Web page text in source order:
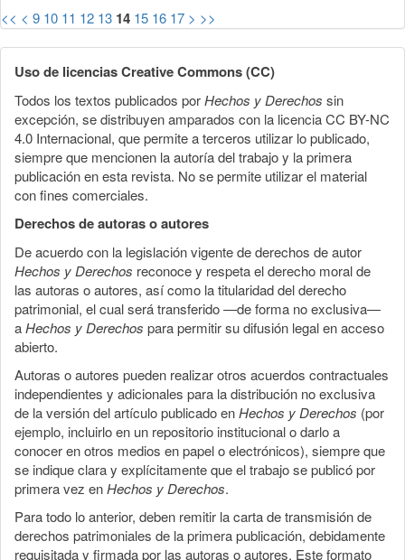
<< < 9 10 11 12 13 14 15 16 17 > >>
Uso de licencias Creative Commons (CC)
Todos los textos publicados porHechos y Derechos sin
excepción, se distribuyen amparados con la licencia CC BY-NC
4.0 Internacional, que permite a terceros utilizar lo publicado,
siempre que mencionen la autoría del trabajo y la primera
publicación en esta revista. No se permite utilizar el material
con fines comerciales.
Derechos de autoras o autores
De acuerdo con la legislación vigente de derechos de autor
Hechos y Derechos reconoce y respeta el derecho moral de
las autoras o autores, así como la titularidad del derecho
patrimonial, el cual será transferido —de forma no exclusiva—
aHechos y Derechos para permitir su difusión legal en acceso
abierto.
Autoras o autores pueden realizar otros acuerdos contractuales
independientes y adicionales para la distribución no exclusiva
de la versión del artículo publicado enHechos y Derechos (por
ejemplo, incluirlo en un repositorio institucional o darlo a
conocer en otros medios en papel o electrónicos), siempre que
se indique clara y explícitamente que el trabajo se publicó por
primera vez enHechos y Derechos.
Para todo lo anterior, deben remitir la carta de transmisión de
derechos patrimoniales de la primera publicación, debidamente
requisitada y firmada por las autoras o autores. Este formato